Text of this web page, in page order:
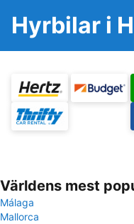
Hyrbilar i
Världens mest
Málaga
Mallorca